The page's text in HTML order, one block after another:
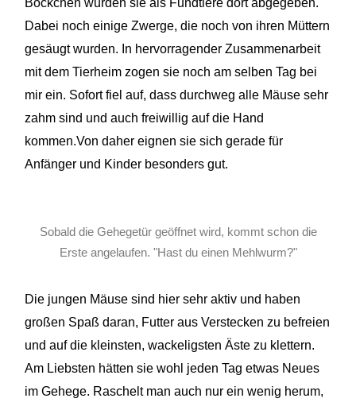
Böckchen wurdensie als Fundtiere dort abgegeben.
Dabei noch einige Zwerge, die noch von ihren Müttern
gesäugt wurden. In hervorragender Zusammenarbeit
mit demTierheim zogen sie noch am selben Tag bei
mir ein. Sofort fiel auf, dass durchweg alle Mäuse sehr
zahm sind und auch freiwillig auf die Hand
kommen.Von daher eignen sie sich gerade für
Anfänger und Kinder besonders gut.
Sobald die Gehegetür geöffnet wird, kommt schon die
Erste angelaufen. "Hast du einen Mehlwurm?"
Die jungen Mäuse sind hier sehr aktiv und haben
großen Spaßdaran, Futter aus Verstecken zu befreien
und auf die kleinsten, wackeligsten Äste zu klettern.
Am Liebsten hätten sie wohl jeden Tag etwas Neues
im Gehege. Raschelt man auch nur ein wenig herum,